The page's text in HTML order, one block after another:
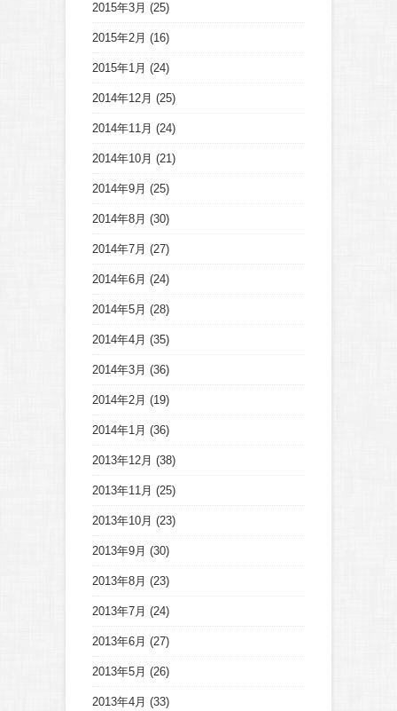
2015年3月 (25)
2015年2月 (16)
2015年1月 (24)
2014年12月 (25)
2014年11月 (24)
2014年10月 (21)
2014年9月 (25)
2014年8月 (30)
2014年7月 (27)
2014年6月 (24)
2014年5月 (28)
2014年4月 (35)
2014年3月 (36)
2014年2月 (19)
2014年1月 (36)
2013年12月 (38)
2013年11月 (25)
2013年10月 (23)
2013年9月 (30)
2013年8月 (23)
2013年7月 (24)
2013年6月 (27)
2013年5月 (26)
2013年4月 (33)